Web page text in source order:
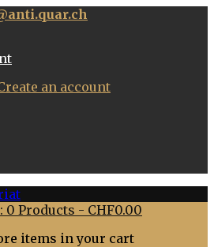
an account
0 Products - CHF0.00
items in your cart